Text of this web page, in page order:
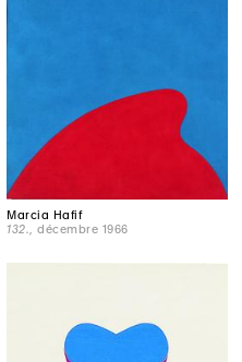
Marcia Hafif
132.
, décembre 1966